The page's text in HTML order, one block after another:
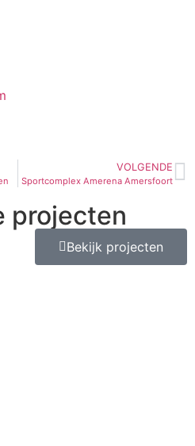
VOLGENDE
Sportcomplex Amerena Amersfoort
projecten
Bekijk projecten